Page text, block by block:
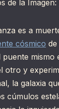
de la Imagen:
es a
cósmico
puente mismo
otro y
la galaxia
cúmulos